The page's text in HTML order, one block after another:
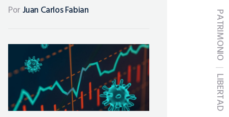
PorJuan Carlos Fabian PATRIMONIO
LIBERTAD